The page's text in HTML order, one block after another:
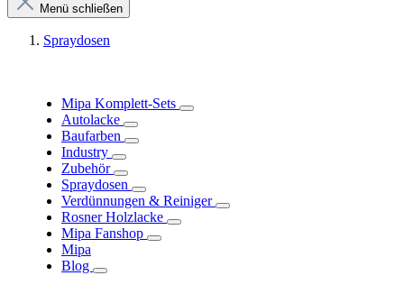
Menü schließen
Spraydosen
Mipa Komplett-Sets
Autolacke
Baufarben
Industry
Zubehör
Spraydosen
Verdünnungen & Reiniger
Rosner Holzlacke
Mipa Fanshop
Mipa
Blog